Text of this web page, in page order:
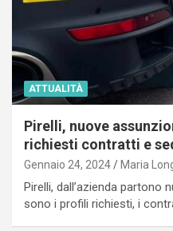
ATTUALITÀ
Pirelli, nuove
richiesti contratti e
Gennaio 24, 2024 Maria
Pirelli, dall’azienda partono
sono i profili richiesti, i